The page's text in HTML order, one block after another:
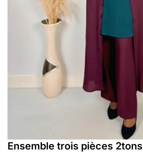
Ensemble trois pièces 2tons